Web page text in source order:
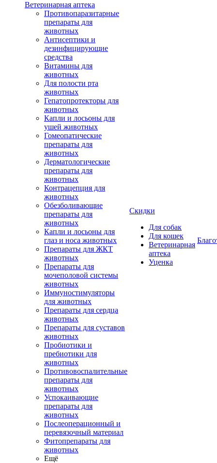
Ветеринарная аптека
Противопаразитарные
препараты для
животных
Антисептики и
дезинфицирующие
средства
Витамины для
животных
Для полости рта
животных
Гепатопротекторы для
животных
Капли и лосьоны для
ушей животных
Гомеопатические
препараты для
животных
Дерматологические
препараты для
животных
Контрацепция для
животных
Обезболивающие
препараты для
животных
Капли и лосьоны для
глаз и носа животных
Препараты для ЖКТ
животных
Препараты для
мочеполовой системы
животных
Иммуностимуляторы
для животных
Препараты для сердца
животных
Препараты для суставов
животных
Пробиотики и
пребиотики для
животных
Противовоспалительные
препараты для
животных
Успокаивающие
препараты для
животных
Послеоперационный и
перевязочный материал
Фитопрепараты для
животных
Ещё
Скидки
Для собак
Для кошек
Ветеринарная
аптека
Уценка